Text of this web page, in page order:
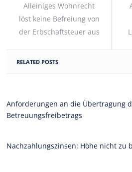
Alleiniges Wohnrecht
löst keine Befreiung von
der Erbschaftsteuer aus
RELATED POSTS
Anforderungen an die Übertragung
Betreuungsfreibetrags
Nachzahlungszinsen: Höhe nicht zu